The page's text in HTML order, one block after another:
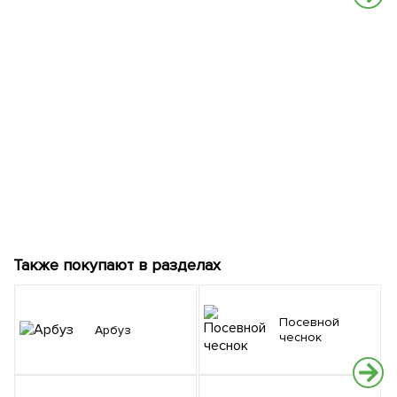
Также покупают в разделах
Арбуз
Посевной
чеснок